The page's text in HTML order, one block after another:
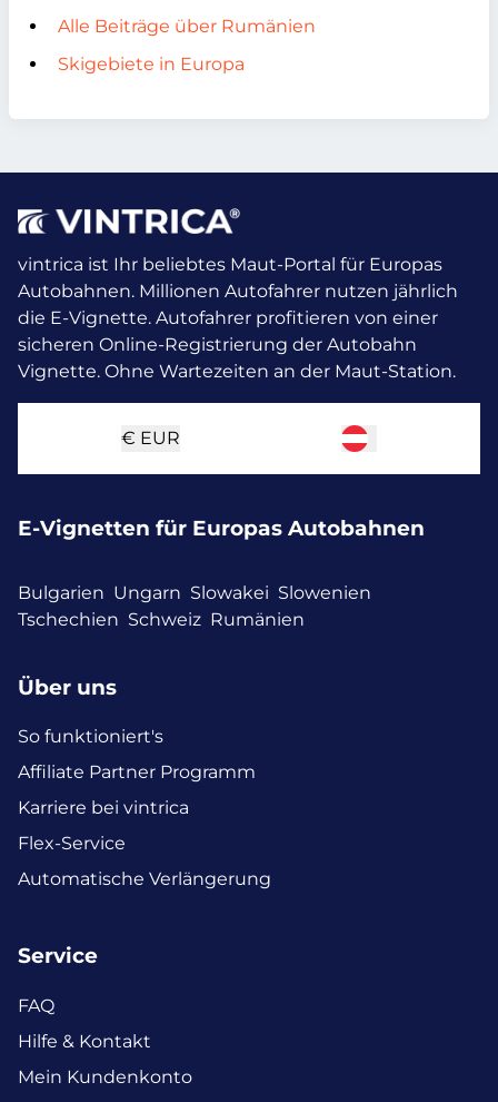
Alle Beiträge über Rumänien
Skigebiete in Europa
vintrica ist Ihr beliebtes Maut-Portal für Europas
Autobahnen. Millionen Autofahrer nutzen jährlich
die E-Vignette. Autofahrer profitieren von einer
sicheren Online-Registrierung der Autobahn
Vignette. Ohne Wartezeiten an der Maut-Station.
€ EUR
E-Vignetten für Europas Autobahnen
Bulgarien Ungarn Slowakei Slowenien
Tschechien Schweiz Rumänien
Über uns
So funktioniert's
Affiliate Partner Programm
Karriere bei vintrica
Flex-Service
Automatische Verlängerung
Service
FAQ
Hilfe & Kontakt
Mein Kundenkonto